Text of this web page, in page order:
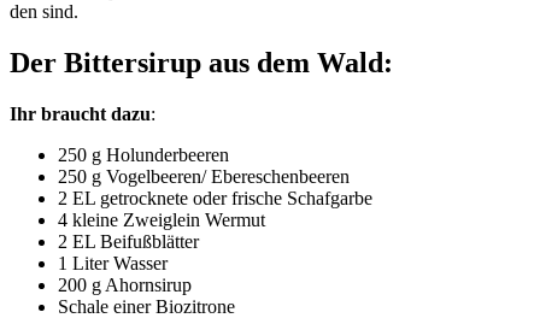
den sind.
Der Bittersirup aus dem Wald:
Ihr braucht dazu:
250 g Holunderbeeren
250 g Vogelbeeren/ Ebereschenbeeren
2 EL getrock­ne­te oder fri­sche Schafgarbe
4 klei­ne Zweig­lein Wermut
2 EL Beifußblätter
1 Liter Wasser
200 g Ahornsirup
Scha­le einer Biozitrone